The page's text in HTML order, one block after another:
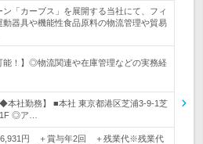
「カーブス」を展開する当社にて、フィ
動器具や機能性食品原料の物流管理や貿易
能！】◎物流関連や在庫管理などの実務経
◆本社勤務】 ■本社 東京都港区芝浦3-9-1芝
◎ア…
円 ＋賞与年2回 ＋残業代※残業代